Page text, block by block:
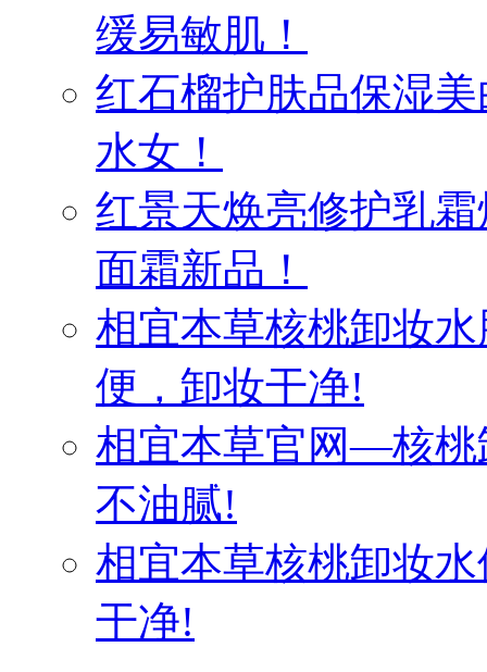
缓易敏肌！
红石榴护肤品保湿
水女！
红景天焕亮修护乳
面霜新品！
相宜本草核桃卸妆
便，卸妆干净!
相宜本草官网—核桃
不油腻!
相宜本草核桃卸妆
干净!